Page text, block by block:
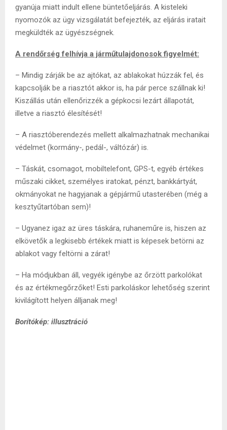
gyanúja miatt indult ellene büntetőeljárás. A kisteleki
nyomozók az ügy vizsgálatát befejezték, az eljárás iratait
megküldték az ügyészségnek.
A rendőrség felhívja a járműtulajdonosok figyelmét:
– Mindig zárják be az ajtókat, az ablakokat húzzák fel, és
kapcsolják be a riasztót akkor is, ha pár perce szállnak ki!
Kiszállás után ellenőrizzék a gépkocsi lezárt állapotát,
illetve a riasztó élesítését!
– A riasztóberendezés mellett alkalmazhatnak mechanikai
védelmet (kormány-, pedál-, váltózár) is.
– Táskát, csomagot, mobiltelefont, GPS-t, egyéb értékes
műszaki cikket, személyes iratokat, pénzt, bankkártyát,
okmányokat ne hagyjanak a gépjármű utasterében (még a
kesztyűtartóban sem)!
– Ugyanez igaz az üres táskára, ruhaneműre is, hiszen az
elkövetők a legkisebb értékek miatt is képesek betörni az
ablakot vagy feltörni a zárat!
– Ha módjukban áll, vegyék igénybe az őrzött parkolókat
és az értékmegőrzőket! Esti parkoláskor lehetőség szerint
kivilágított helyen álljanak meg!
Borítókép: illusztráció